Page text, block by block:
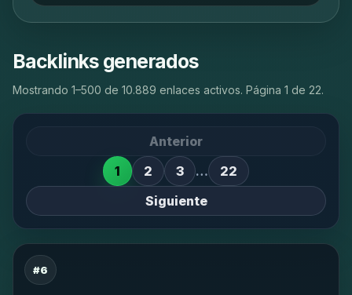
Backlinks generados
Mostrando 1–500 de 10.889 enlaces activos. Página 1 de 22.
Anterior
1
2 3 …
22
Siguiente
#6